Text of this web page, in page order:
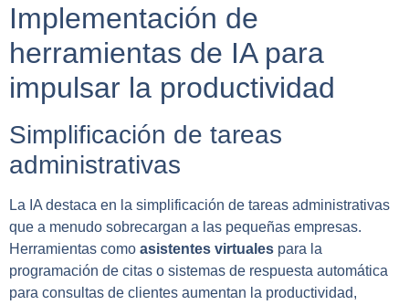
Implementación de
herramientas de IA para
impulsar la productividad
Simplificación de tareas
administrativas
La IA destaca en la simplificación de tareas administrativas
que a menudo sobrecargan a las pequeñas empresas.
Herramientas como asistentes virtuales para la
programación de citas o sistemas de respuesta automática
para consultas de clientes aumentan la productividad,